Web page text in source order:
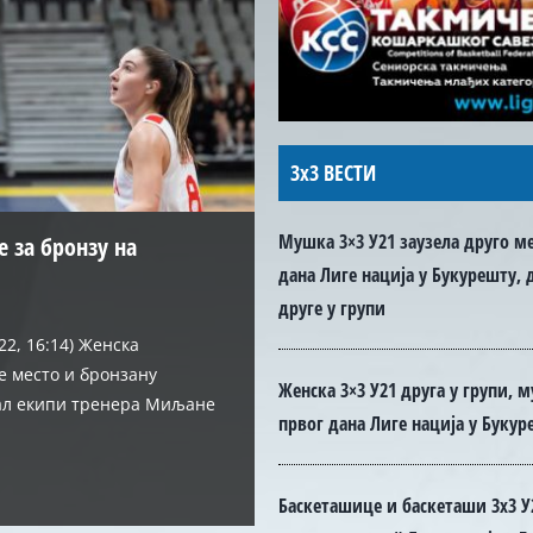
за бронзу на
16:14) Женска
место и бронзану
екипи тренера Миљане
од Румуније
23:24) Кадетска
А на Европском
Милисављевића [...]
Лиге нација у
и мушка, учествују
од 7. до 9. августа у
дана Лиге
и мушка, учествују
од 7. до 9. августа у
на старту ЕП
20:25) Кадетска
је у првом колу
3x3 ВЕСТИ
Мушка 3×3 У21 заузела друго
дана Лиге нација у Букурешту,
друге у групи
Женска 3×3 У21 друга у групи,
првог дана Лиге нација у
Баскеташице и баскеташи 3х3